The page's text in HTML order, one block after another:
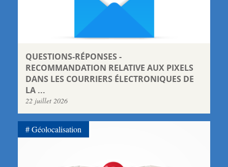
QUESTIONS-RÉPONSES -
RECOMMANDATION RELATIVE AUX PIXELS
DANS LES COURRIERS ÉLECTRONIQUES DE
LA ...
22 juillet 2026
Géolocalisation